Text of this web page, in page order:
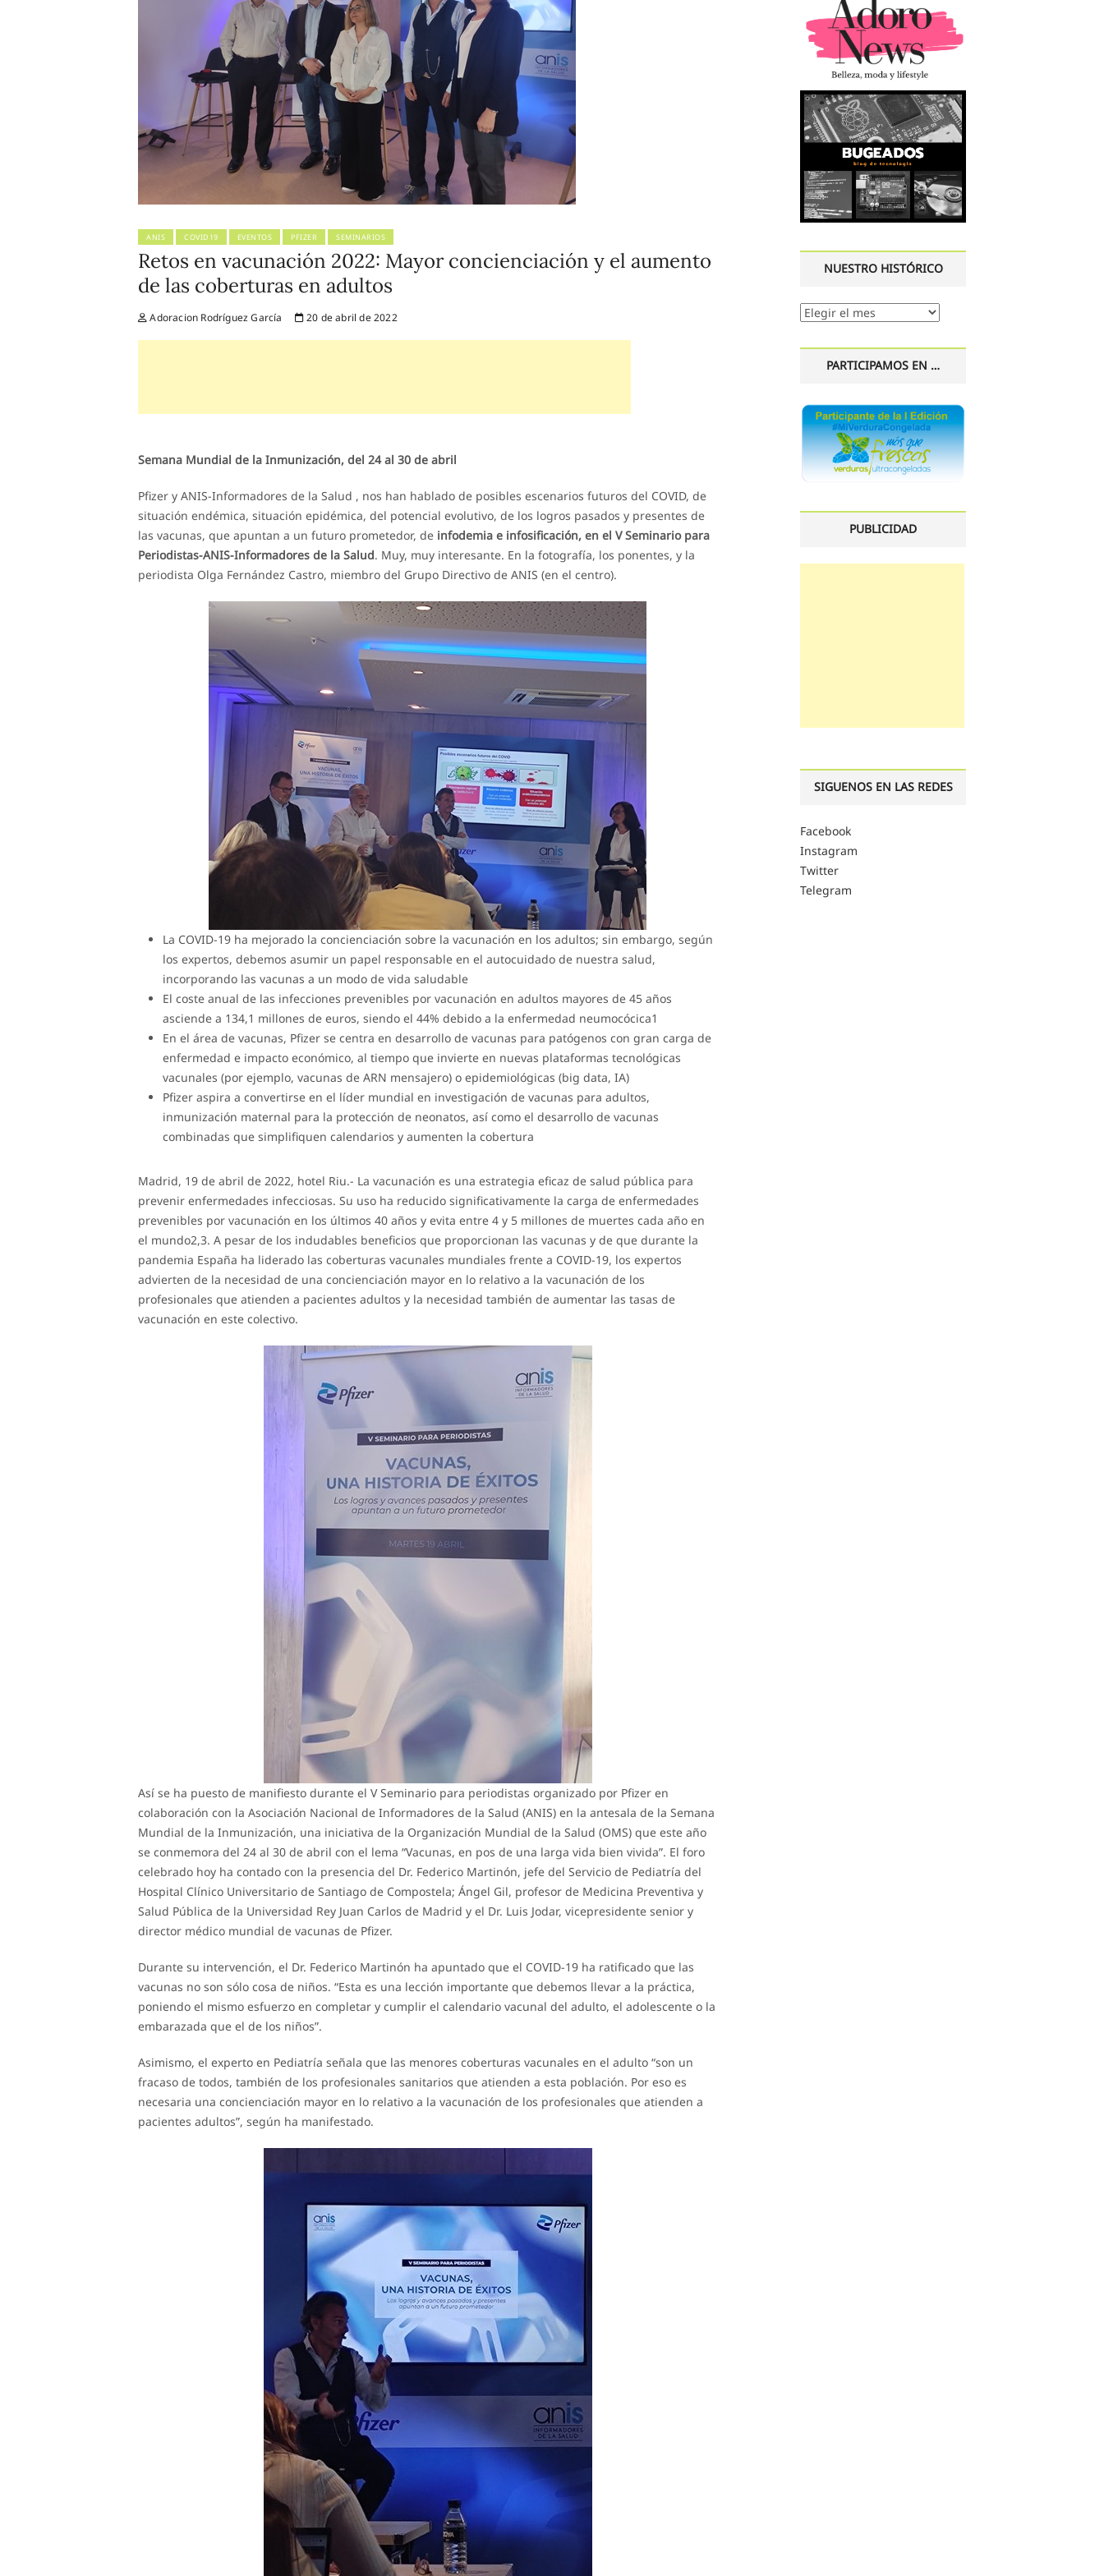
ANIS COVID19 EVENTOS PFIZER SEMINARIOS
Retos en vacunación 2022: Mayor concienciación y el aumento
de las coberturas en adultos
Adoracion Rodríguez García 20 de abril de 2022
Semana Mundial de la Inmunización, del 24 al 30 de abril
Pfizer y ANIS-Informadores de la Salud , nos han hablado de posibles escenarios futuros del COVID, de
situación endémica, situación epidémica, del potencial evolutivo, de los logros pasados y presentes de
las vacunas, que apuntan a un futuro prometedor, de infodemia e infosificación, en el V Seminario para
Periodistas-ANIS-Informadores de la Salud. Muy, muy interesante. En la fotografía, los ponentes, y la
periodista Olga Fernández Castro, miembro del Grupo Directivo de ANIS (en el centro).
La COVID-19 ha mejorado la concienciación sobre la vacunación en los adultos; sin embargo, según
los expertos, debemos asumir un papel responsable en el autocuidado de nuestra salud,
incorporando las vacunas a un modo de vida saludable
El coste anual de las infecciones prevenibles por vacunación en adultos mayores de 45 años
asciende a 134,1 millones de euros, siendo el 44% debido a la enfermedad neumocócica1
En el área de vacunas, Pfizer se centra en desarrollo de vacunas para patógenos con gran carga de
enfermedad e impacto económico, al tiempo que invierte en nuevas plataformas tecnológicas
vacunales (por ejemplo, vacunas de ARN mensajero) o epidemiológicas (big data, IA)
Pfizer aspira a convertirse en el líder mundial en investigación de vacunas para adultos,
inmunización maternal para la protección de neonatos, así como el desarrollo de vacunas
combinadas que simplifiquen calendarios y aumenten la cobertura
Madrid, 19 de abril de 2022, hotel Riu.- La vacunación es una estrategia eficaz de salud pública para
prevenir enfermedades infecciosas. Su uso ha reducido significativamente la carga de enfermedades
prevenibles por vacunación en los últimos 40 años y evita entre 4 y 5 millones de muertes cada año en
el mundo2,3. A pesar de los indudables beneficios que proporcionan las vacunas y de que durante la
pandemia España ha liderado las coberturas vacunales mundiales frente a COVID-19, los expertos
advierten de la necesidad de una concienciación mayor en lo relativo a la vacunación de los
profesionales que atienden a pacientes adultos y la necesidad también de aumentar las tasas de
vacunación en este colectivo.
Así se ha puesto de manifiesto durante el V Seminario para periodistas organizado por Pfizer en
colaboración con la Asociación Nacional de Informadores de la Salud (ANIS) en la antesala de la Semana
Mundial de la Inmunización, una iniciativa de la Organización Mundial de la Salud (OMS) que este año
se conmemora del 24 al 30 de abril con el lema “Vacunas, en pos de una larga vida bien vivida”. El foro
celebrado hoy ha contado con la presencia del Dr. Federico Martinón, jefe del Servicio de Pediatría del
Hospital Clínico Universitario de Santiago de Compostela; Ángel Gil, profesor de Medicina Preventiva y
Salud Pública de la Universidad Rey Juan Carlos de Madrid y el Dr. Luis Jodar, vicepresidente senior y
director médico mundial de vacunas de Pfizer.
Durante su intervención, el Dr. Federico Martinón ha apuntado que el COVID-19 ha ratificado que las
vacunas no son sólo cosa de niños. “Esta es una lección importante que debemos llevar a la práctica,
poniendo el mismo esfuerzo en completar y cumplir el calendario vacunal del adulto, el adolescente o la
embarazada que el de los niños”.
Asimismo, el experto en Pediatría señala que las menores coberturas vacunales en el adulto “son un
fracaso de todos, también de los profesionales sanitarios que atienden a esta población. Por eso es
necesaria una concienciación mayor en lo relativo a la vacunación de los profesionales que atienden a
pacientes adultos”, según ha manifestado.
NUESTRO HISTÓRICO
Nuestro
PARTICIPAMOS EN …
PUBLICIDAD
SIGUENOS EN LAS REDES
Facebook
Instagram
Twitter
Telegram